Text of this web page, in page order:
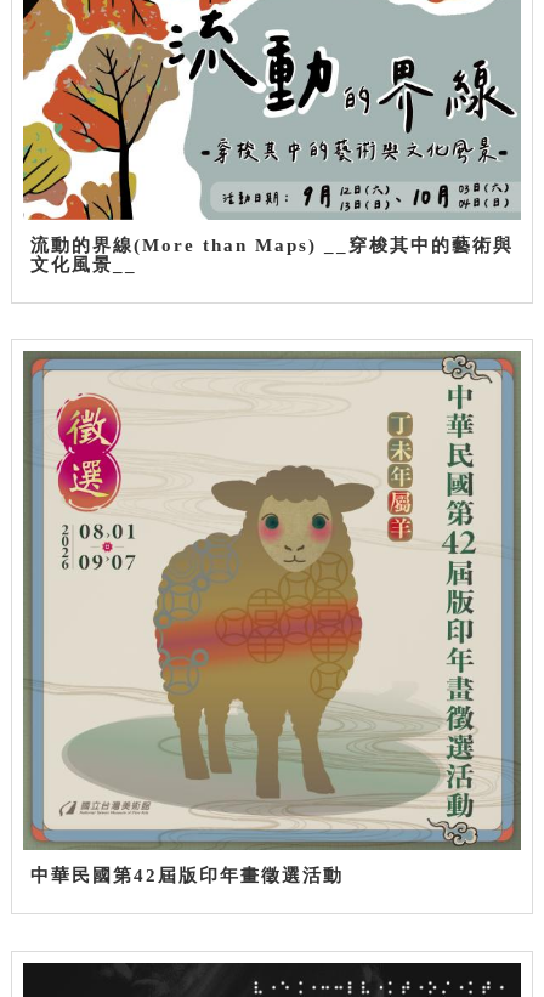
流動的界線(More than Maps) __穿梭其中的藝術與
文化風景__
中華民國第42屆版印年畫徵選活動